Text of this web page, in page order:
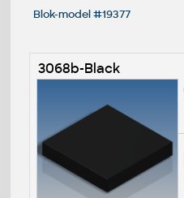
Blok-model #19377
3068b-Black